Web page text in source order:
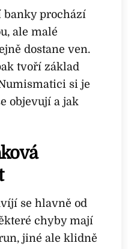
banky prochází
ale malé
dostane ven.
tvoří základ
si je
objevují a jak
se hlavně od
chyby mají
jiné ale klidně